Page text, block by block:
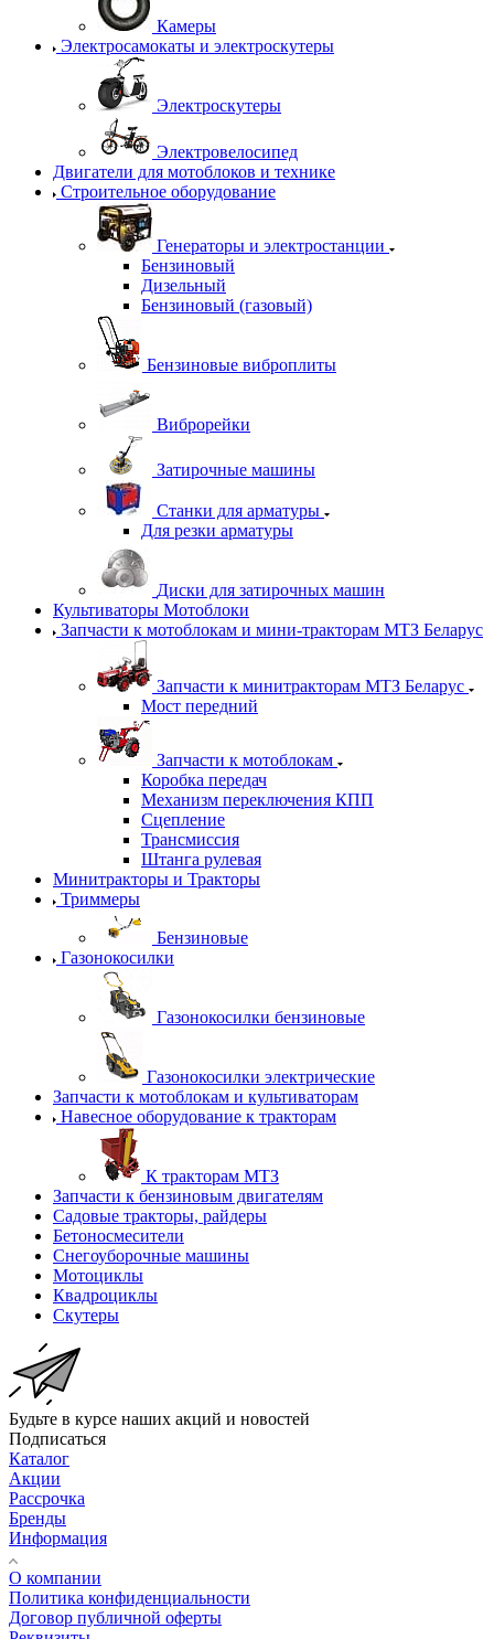
Камеры
Электросамокаты и электроскутеры
Электроскутеры
Электровелосипед
Двигатели для мотоблоков и технике
Строительное оборудование
Генераторы и электростанции
Бензиновый
Дизельный
Бензиновый (газовый)
Бензиновые виброплиты
Виброрейки
Затирочные машины
Станки для арматуры
Для резки арматуры
Диски для затирочных машин
Культиваторы Мотоблоки
Запчасти к мотоблокам и мини-тракторам МТЗ Беларус
Запчасти к минитракторам МТЗ Беларус
Мост передний
Запчасти к мотоблокам
Коробка передач
Механизм переключения КПП
Сцепление
Трансмиссия
Штанга рулевая
Минитракторы и Тракторы
Триммеры
Бензиновые
Газонокосилки
Газонокосилки бензиновые
Газонокосилки электрические
Запчасти к мотоблокам и культиваторам
Навесное оборудование к тракторам
К тракторам МТЗ
Запчасти к бензиновым двигателям
Садовые тракторы, райдеры
Бетоносмесители
Снегоуборочные машины
Мотоциклы
Квадроциклы
Скутеры
Будьте в курсе наших акций и новостей
Подписаться
Каталог
Акции
Рассрочка
Бренды
Информация
О компании
Политика конфиденциальности
Договор публичной оферты